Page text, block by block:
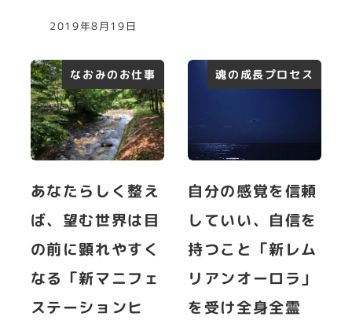
2019年8月19日
なおみのお仕事
あなたらしく整え
ば、望む世界は目
の前に顕れやすく
なる「新マニフェ
ステーションヒ
魂の成長プロセス
自分の感覚を信頼
していい、自信を
持つこと「新レム
リアンオーロラ」
を受け全身全霊